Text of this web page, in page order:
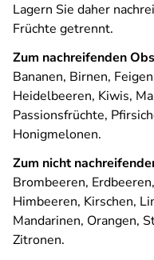
Lagern Sie daher
Früchte getrennt.
Zum nachreifenden
Bananen, Birnen,
Heidelbeeren, Kiwis,
Passionsfrüchte,
Honigmelonen.
Zum nicht
Brombeeren,
Himbeeren, Kirschen,
Mandarinen, Orangen,
Zitronen.